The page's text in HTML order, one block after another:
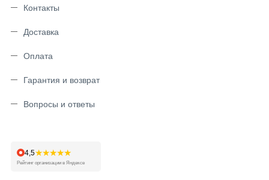
Контакты
Доставка
Оплата
Гарантия и возврат
Вопросы и ответы
4,5★★★★★
Рейтинг организации в Яндексе